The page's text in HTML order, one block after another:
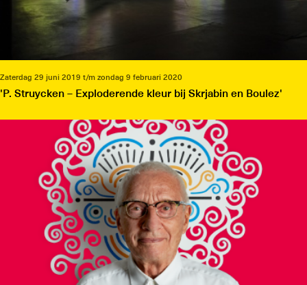
Zaterdag 29 juni 2019 t/m zondag 9 februari 2020
'P. Struycken – Exploderende kleur bij Skrjabin en Boulez'